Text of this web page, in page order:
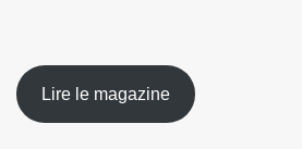
Lire le magazine